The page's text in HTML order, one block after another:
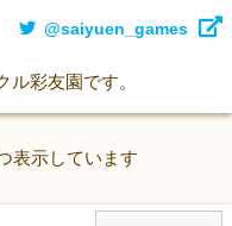
@saiyuen_games
彩友園です。
表示しています